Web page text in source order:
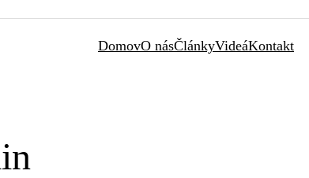
DomovO násČlánkyVideáKontakt